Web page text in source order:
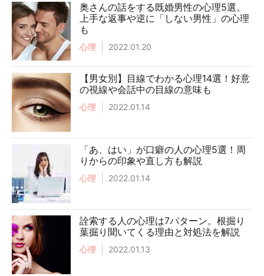
奥さんの話をする既婚男性の心理5選。
上手な返事や逆に「しない男性」の心理
も
心理 2022.01.20
【男女別】目線でわかる心理14選！好意
の視線や会話中の目線の意味も
心理 2022.01.14
「あ、はい」が口癖の人の心理5選！周
りからの印象や直し方も解説
心理 2022.01.14
詮索する人の心理は7パターン。根掘り
葉掘り聞いてくる理由と対処法を解説
心理 2022.01.13